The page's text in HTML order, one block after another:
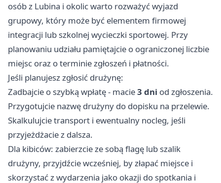
osób z Lubina i okolic warto rozważyć wyjazd
grupowy, który może być elementem firmowej
integracji lub szkolnej wycieczki sportowej. Przy
planowaniu udziału pamiętajcie o ograniczonej liczbie
miejsc oraz o terminie zgłoszeń i płatności.
Jeśli planujesz zgłosić drużynę:
Zadbajcie o szybką wpłatę - macie3 dni od zgłoszenia.
Przygotujcie nazwę drużyny do dopisku na przelewie.
Skalkulujcie transport i ewentualny nocleg, jeśli
przyjeżdżacie z dalsza.
Dla kibiców: zabierzcie ze sobą flagę lub szalik
drużyny, przyjdźcie wcześniej, by złapać miejsce i
skorzystać z wydarzenia jako okazji do spotkania i